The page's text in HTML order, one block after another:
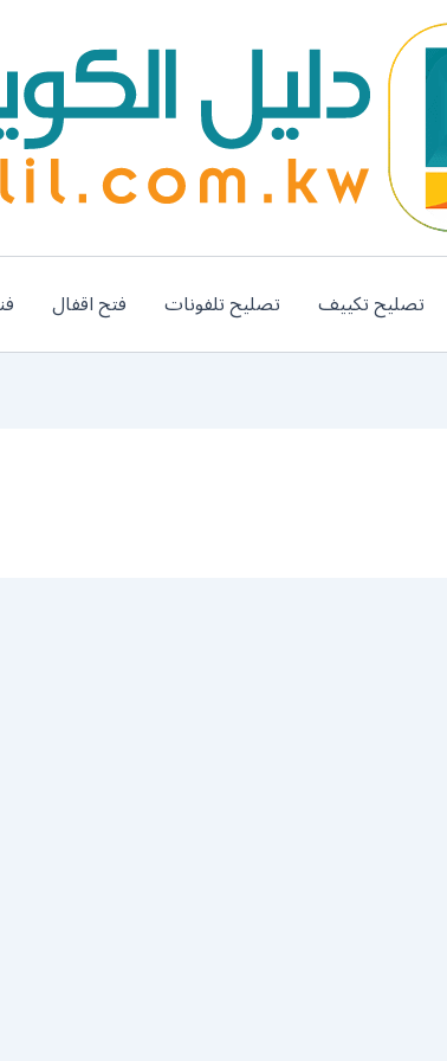
تصليح تكييف تصليح تلفونات فتح اقفال